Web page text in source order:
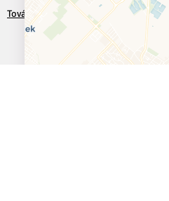
További információk